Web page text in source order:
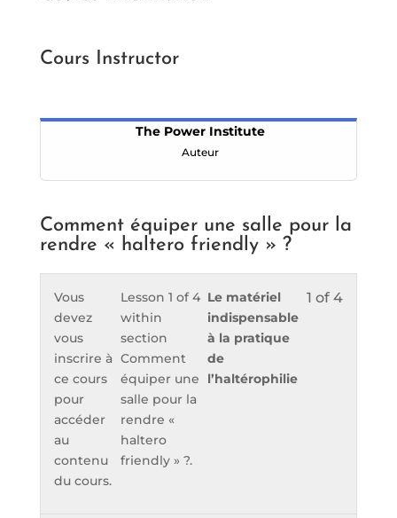
Cours Instructor
The Power Institute
Auteur
Comment équiper une salle pour la
rendre « haltero friendly » ?
1 of 4
Le matériel
indispensable
à la pratique
de
l’haltérophilie
Lesson 1 of 4
within
section
Comment
équiper une
salle pour la
rendre «
haltero
friendly » ?.
Vous
devez
vous
inscrire à
ce cours
pour
accéder
au
contenu
du cours.